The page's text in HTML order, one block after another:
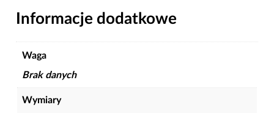
Informacje dodatkowe
Waga
Brak danych
Wymiary